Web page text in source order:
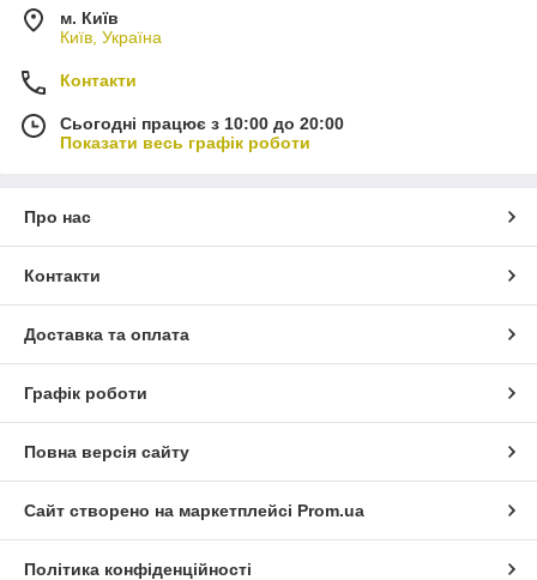
м. Київ
Київ, Україна
Контакти
Сьогодні працює з 10:00 до 20:00
Показати весь графік роботи
Про нас
Контакти
Доставка та оплата
Графік роботи
Повна версія сайту
Сайт створено на маркетплейсі Prom.ua
Політика конфіденційності